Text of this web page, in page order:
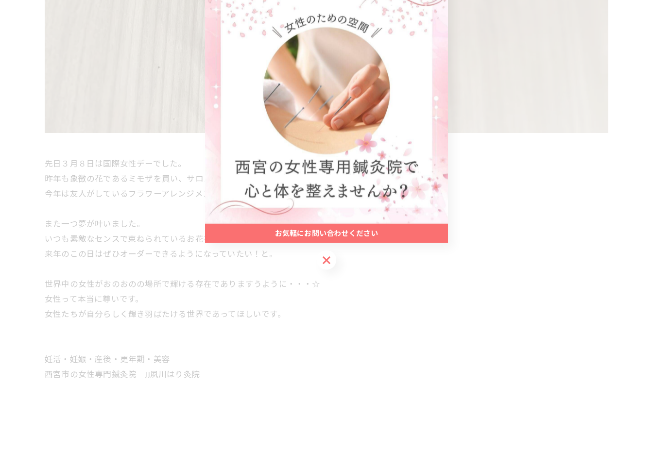
先日３月８日は国際女性デーでした。
昨年も象徴の花であるミモザを買い、サロンに生けていましたが
今年は友人がしているフラワーアレンジメントでドライになったミモザをオーダー＾＾
また一つ夢が叶いました。
いつも素敵なセンスで束ねられているお花をインスタで拝見していたので。
来年のこの日はぜひオーダーできるようになっていたい！と。
世界中の女性がおのおのの場所で輝ける存在でありますうように・・・☆
女性って本当に尊いです。
女性たちが自分らしく輝き羽ばたける世界であってほしいです。
妊活・妊娠・産後・更年期・美容
西宮市の女性専門鍼灸院 JJ夙川はり灸院
お気軽にお問い合わせください
お気軽にお問い合わせください